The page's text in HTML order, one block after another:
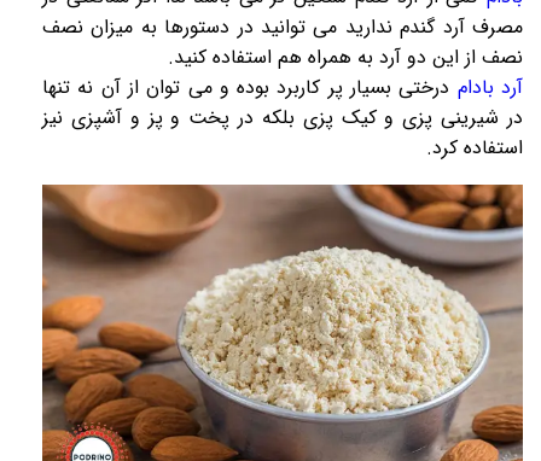
مصرف آرد گندم ندارید می توانید در دستورها به میزان نصف
نصف از این دو آرد به همراه هم استفاده کنید.
آرد بادام درختی بسیار پر کاربرد بوده و می توان از آن نه تنها
در شیرینی پزی و کیک پزی بلکه در پخت و پز و آشپزی نیز
استفاده کرد.